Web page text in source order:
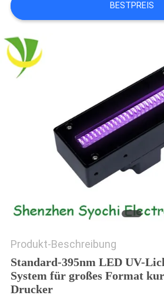
FORDERN
SIE
EIN
ZITAT
PRIVACY
BESTPREIS
Produkt-Beschreibung
Standard-395nm LED UV-
System für großes Format
Drucker